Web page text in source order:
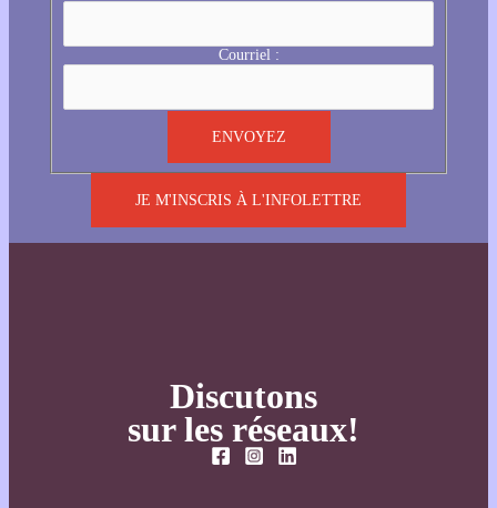
Courriel :
JE M'INSCRIS À L'INFOLETTRE
Discutons
sur les réseaux!